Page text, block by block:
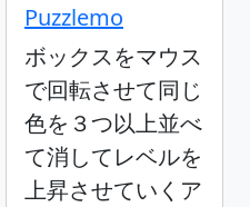
Puzzlemo
ボックスをマウス
で回転させて同じ
色を３つ以上並べ
て消してレベルを
上昇させていくア